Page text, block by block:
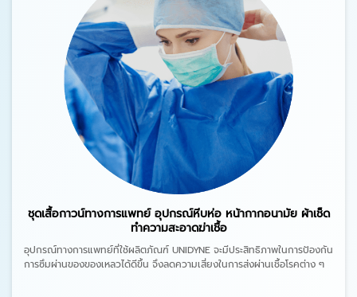
ชุดเสื้อกาวน์ทางการแพทย์ อุปกรณ์หีบห่อ หน้ากากอนามัย ผ้าเช็ด
ทำความสะอาดฆ่าเชื้อ
อุปกรณ์ทางการแพทย์ที่ใช้ผลิตภัณฑ์ UNIDYNE จะมีประสิทธิภาพในการป้องกัน
การซึมผ่านของของเหลวได้ดีขึ้น จึงลดความเสี่ยงในการส่งผ่านเชื้อโรคต่าง ๆ